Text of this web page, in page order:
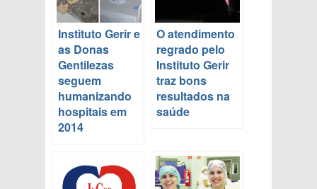
Instituto Gerir e
as Donas
Gentilezas
seguem
humanizando
hospitais em
2014
O atendimento
regrado pelo
Instituto Gerir
traz bons
resultados na
saúde